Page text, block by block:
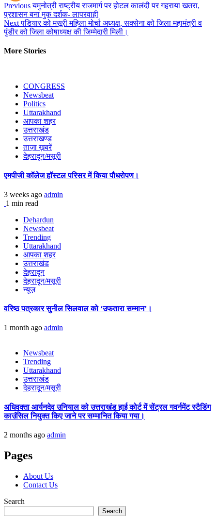
Continue
Reading
Previousयमुनोत्री राष्ट्रीय राजमार्ग पर होटल कालंदी पर गहराया खतरा,
प्रशासन बना मुक दर्शक- लापरवाही
Nextपडियार को मसूरी महिला मोर्चा अध्यक्ष, सक्सेना को जिला महामंत्री व
पुंडीर को जिला कोषाध्यक्ष की जिम्मेदारी मिली।
More Stories
CONGRESS
Newsbeat
Politics
Uttarakhand
आपका शहर
उत्तराखंड
उत्तराखण्ड
ताज़ा ख़बरें
देहरादून/मसूरी
एमपीजी कॉलेज हॉस्टल परिसर में किया पौधरोपण।
3 weeks ago admin
1 min read
Dehardun
Newsbeat
Trending
Uttarakhand
आपका शहर
उत्तराखंड
देहरादून
देहरादून/मसूरी
न्यूज़
वरिष्ठ पत्रकार सुनील सिलवाल को ‘उफतारा सम्मान’।
1 month ago admin
Newsbeat
Trending
Uttarakhand
उत्तराखंड
देहरादून/मसूरी
अधिवक्ता आर्यनदेव उनियाल को उत्तराखंड हाई कोर्ट में सेंट्रल गवर्नमेंट स्टैडिंग
काउंसिल नियुक्त किए जाने पर सम्मानित किया गया।
2 months ago admin
Pages
About Us
Contact Us
Search
Search